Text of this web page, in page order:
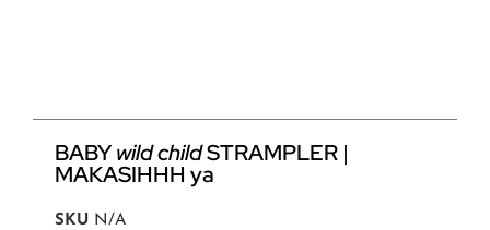
BABYwild childSTRAMPLER |
MAKASIHHH ya
SKU N/A